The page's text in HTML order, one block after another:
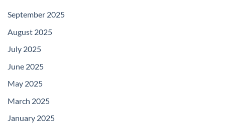
September 2025
August 2025
July 2025
June 2025
May 2025
March 2025
January 2025